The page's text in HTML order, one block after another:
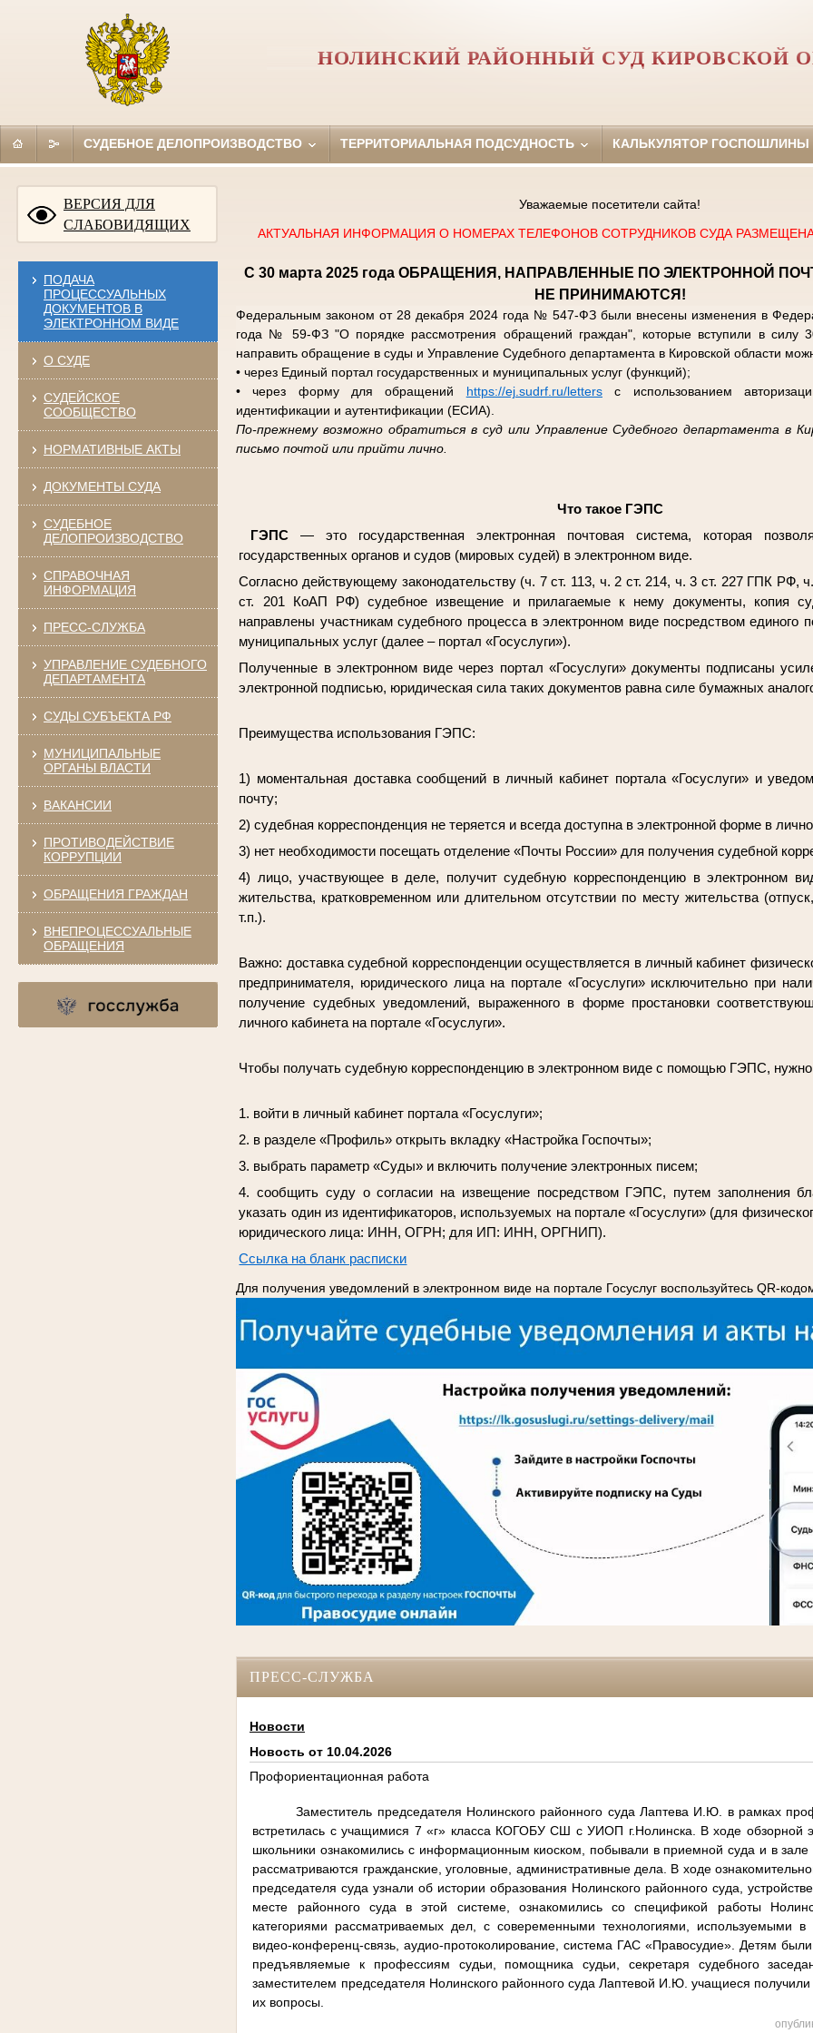
НОЛИНСКИЙ РАЙОННЫЙ СУД КИРОВСКОЙ
СУДЕБНОЕ ДЕЛОПРОИЗВОДСТВО ТЕРРИТОРИАЛЬНАЯ ПОДСУДНОСТЬ КАЛЬКУЛЯТОР ГОСПОШЛИНЫ
ВЕРСИЯ ДЛЯ
СЛАБОВИДЯЩИХ
ПОДАЧА
ПРОЦЕССУАЛЬНЫХ
ДОКУМЕНТОВ В
ЭЛЕКТРОННОМ ВИДЕ
О СУДЕ
СУДЕЙСКОЕ
СООБЩЕСТВО
НОРМАТИВНЫЕ АКТЫ
ДОКУМЕНТЫ СУДА
СУДЕБНОЕ
ДЕЛОПРОИЗВОДСТВО
СПРАВОЧНАЯ
ИНФОРМАЦИЯ
ПРЕСС-СЛУЖБА
УПРАВЛЕНИЕ СУДЕБНОГО
ДЕПАРТАМЕНТА
СУДЫ СУБЪЕКТА РФ
МУНИЦИПАЛЬНЫЕ
ОРГАНЫ ВЛАСТИ
ВАКАНСИИ
ПРОТИВОДЕЙСТВИЕ
КОРРУПЦИИ
ОБРАЩЕНИЯ ГРАЖДАН
ВНЕПРОЦЕССУАЛЬНЫЕ
ОБРАЩЕНИЯ
Уважаемые посетители сайта!
АКТУАЛЬНАЯ ИНФОРМАЦИЯ О НОМЕРАХ ТЕЛЕФОНОВ СОТРУДНИКОВ СУДА
С 30 марта 2025 года ОБРАЩЕНИЯ, НАПРАВЛЕННЫЕ ПО ЭЛЕКТРОННОЙ
НЕ ПРИНИМАЮТСЯ!
Федеральным законом от 28 декабря 2024 года № 547-ФЗ были внесены изменения в
года № 59-ФЗ "О порядке рассмотрения обращений граждан", которые вступили в силу
направить обращение в суды и Управление Судебного департамента в Кировской области
• через Единый портал государственных и муниципальных услуг (функций);
• через форму для обращений https://ej.sudrf.ru/lettersс использованием
идентификации и аутентификации (ЕСИА).
По-прежнему возможно обратиться в суд или Управление Судебного департамента в
письмо почтой или прийти лично.
Что такое ГЭПС
ГЭПС — это государственная электронная почтовая система, которая
государственных органов и судов (мировых судей) в электронном виде.
Согласно действующему законодательству (ч. 7 ст. 113, ч. 2 ст. 214, ч. 3 ст. 227 ГПК РФ,
ст. 201 КоАП РФ) судебное извещение и прилагаемые к нему документы, копия
направлены участникам судебного процесса в электронном виде посредством единого
муниципальных услуг (далее – портал «Госуслуги»).
Полученные в электронном виде через портал «Госуслуги» документы подписаны
электронной подписью, юридическая сила таких документов равна силе бумажных
Преимущества использования ГЭПС:
1) моментальная доставка сообщений в личный кабинет портала «Госуслуги» и
почту;
2) судебная корреспонденция не теряется и всегда доступна в электронной форме в
3) нет необходимости посещать отделение «Почты России» для получения судебной
4) лицо, участвующее в деле, получит судебную корреспонденцию в электронном
жительства, кратковременном или длительном отсутствии по месту жительства
т.п.).
Важно: доставка судебной корреспонденции осуществляется в личный кабинет
предпринимателя, юридического лица на портале «Госуслуги» исключительно при
получение судебных уведомлений, выраженного в форме простановки
личного кабинета на портале «Госуслуги».
Чтобы получать судебную корреспонденцию в электронном виде с помощью ГЭПС,
1. войти в личный кабинет портала «Госуслуги»;
2. в разделе «Профиль» открыть вкладку «Настройка Госпочты»;
3. выбрать параметр «Суды» и включить получение электронных писем;
4. сообщить суду о согласии на извещение посредством ГЭПС, путем заполнения
указать один из идентификаторов, используемых на портале «Госуслуги» (для
юридического лица: ИНН, ОГРН; для ИП: ИНН, ОРГНИП).
Ссылка на бланк расписки
Для получения уведомлений в электронном виде на портале Госуслуг воспользуйтесь QR-
ПРЕСС-СЛУЖБА
Новости
Новость от 10.04.2026
Профориентационная работа
Заместитель председателя Нолинского районного суда Лаптева И.Ю. в рамках
встретилась с учащимися 7 «г» класса КОГОБУ СШ с УИОП г.Нолинска. В ходе обзорной
школьники ознакомились с информационным киоском, побывали в приемной суда и в зале
рассматриваются гражданские, уголовные, административные дела. В ходе
председателя суда узнали об истории образования Нолинского районного суда,
месте районного суда в этой системе, ознакомились со спецификой работы
категориями рассматриваемых дел, с совеременными технологиями, используемыми в
видео-конференц-связь, аудио-протоколирование, система ГАС «Правосудие». Детям
предъявляемые к профессиям судьи, помощника судьи, секретаря судебного
заместителем председателя Нолинского районного суда Лаптевой И.Ю. учащиеся
их вопросы.